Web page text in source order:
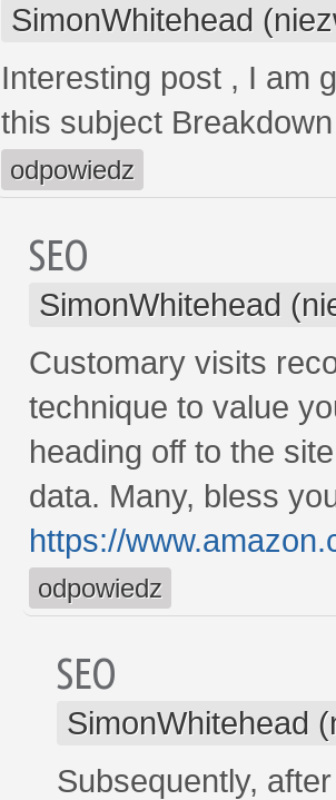
SimonWhitehead
Interesting post , I am
this subject
odpowiedz
SEO
SimonWhitehead
Customary visits
technique to value
heading off to the
data. Many, bless
https://
odpowiedz
SEO
SimonWhitehead
Subsequently,